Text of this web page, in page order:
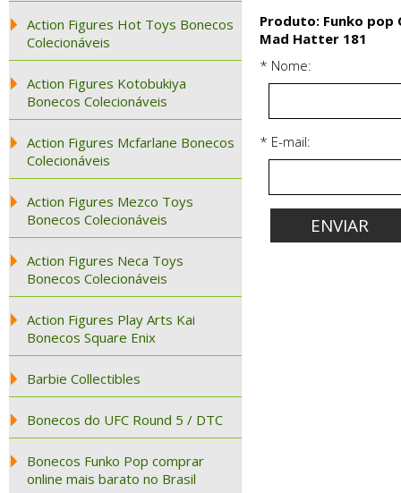
Action Figures Hot Toys Bonecos
Colecionáveis
Action Figures Kotobukiya
Bonecos Colecionáveis
Action Figures Mcfarlane Bonecos
Colecionáveis
Action Figures Mezco Toys
Bonecos Colecionáveis
Action Figures Neca Toys
Bonecos Colecionáveis
Action Figures Play Arts Kai
Bonecos Square Enix
Barbie Collectibles
Bonecos do UFC Round 5 / DTC
Bonecos Funko Pop comprar
online mais barato no Brasil
Produto: Funko pop
Mad Hatter 181
* Nome:
* E-mail: